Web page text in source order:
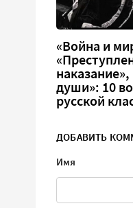
«Война и
души»: 10
русской
ДОБАВИТЬ
Имя